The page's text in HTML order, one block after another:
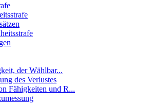
der Wählbar...
des Verlustes
Fähigkeiten und R...